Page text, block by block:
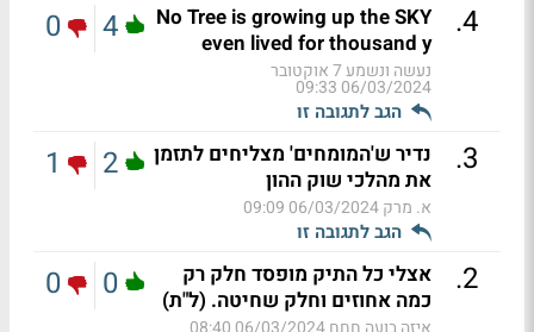
4
.
No Tree is growing up the SKY
even lived for thousand y
נעשה ונשמע 7 אוקטובר
06/03/2024 09:33
הגב לתגובה זו
4
0
3
.
נדיר ש'המומחים' מצליחים לתזמן
את מהלכי שוק ההון
א. מרק06/03/2024 09:09
הגב לתגובה זו
2
1
2
.
אצלי כל התיק מופסד חלק רק
כמה אחוזים וחלק שחיטה. (ל"ת)
0
0